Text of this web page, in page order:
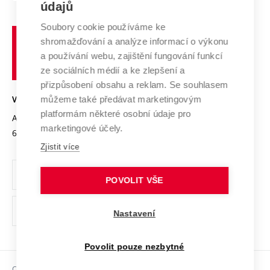
E-přihláška
Systém zajišťování kvality výzkumu
Výzkumné infrastruktury
Transfer znalostí
Open Science
Projekty
Projekty ze strukturálních fondů
Specifický výzkum
Zahraniční spolupráce
Spolupráce se školami
Mezinárodní dohody
Univerzitní sítě
Profil univerzity
Udržitelná univerzita
Podnikavá univerzita / ContriBUTe
Bezpečná univerzita
Vyznamenání
Organizační struktura
Ochrana osobních údajů
odkaz)
učení
technické
Brně
VYSOKÉ UČENÍ TECHNICKÉ V BRNĚ
Antonínská 548/1
602 00 Brno
www.vut.cz
vut@vutbr.cz
údajů
Soubory cookie používáme ke
shromažďování a analýze informací o výkonu
a používání webu, zajištění fungování funkcí
ze sociálních médií a ke zlepšení a
přizpůsobení obsahu a reklam. Se souhlasem
můžeme také předávat marketingovým
platformám některé osobní údaje pro
marketingové účely.
Zjistit více
POVOLIT VŠE
Nastavení
Povolit pouze nezbytné